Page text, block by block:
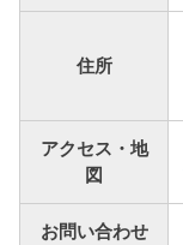
住所
アクセス・地
図
お問い合わせ